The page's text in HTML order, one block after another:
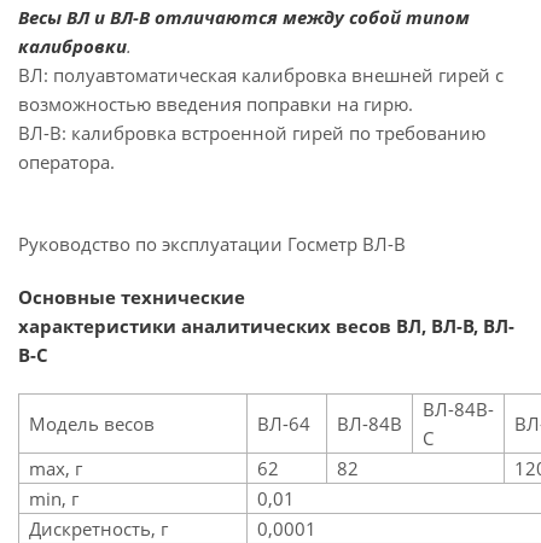
Весы ВЛ и ВЛ-В отличаются между собой типом
калибровки.
ВЛ: полуавтоматическая калибровка внешней гирей с
возможностью введения поправки на гирю.
ВЛ-В: калибровка встроенной гирей по требованию
оператора.
Руководство по эксплуатации Госметр ВЛ-В
Основные технические
характеристики аналитических весов ВЛ, ВЛ-В, ВЛ-
В-С
Модель весов ВЛ-64 ВЛ-84В
ВЛ-84В-
С
max, г
62 82
min, г
0,01
Дискретность, г
0,0001